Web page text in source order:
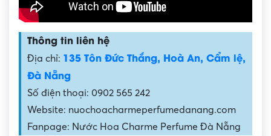
Thông tin liên hệ
Địa chỉ: 135 Tôn Đức Thắng, Hoà An, Cẩm lệ,
Đà Nẵng
Số điện thoại: 0902 565 242
Website: nuochoacharmeperfumedanang.com
Fanpage: Nước Hoa Charme Perfume Đà Nẵng